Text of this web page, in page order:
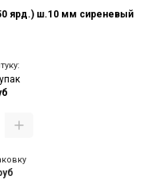
ярд.) ш.10 мм сиреневый